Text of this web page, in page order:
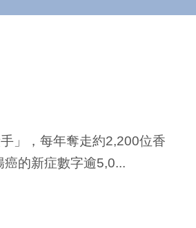
」，每年奪走約2,200位香
的新症數字逾5,0...